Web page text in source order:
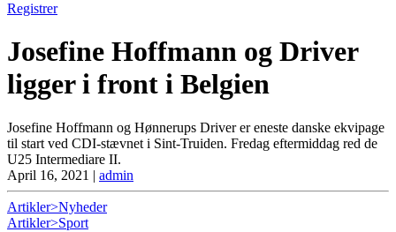
Registrer
Josefine Hoffmann og Driver
ligger i front i Belgien
Josefine Hoffmann og Hønnerups Driver er eneste danske ekvipage
til start ved CDI-stævnet i Sint-Truiden. Fredag eftermiddag red de
U25 Intermediare II.
April 16, 2021 | admin
Artikler>Nyheder
Artikler>Sport